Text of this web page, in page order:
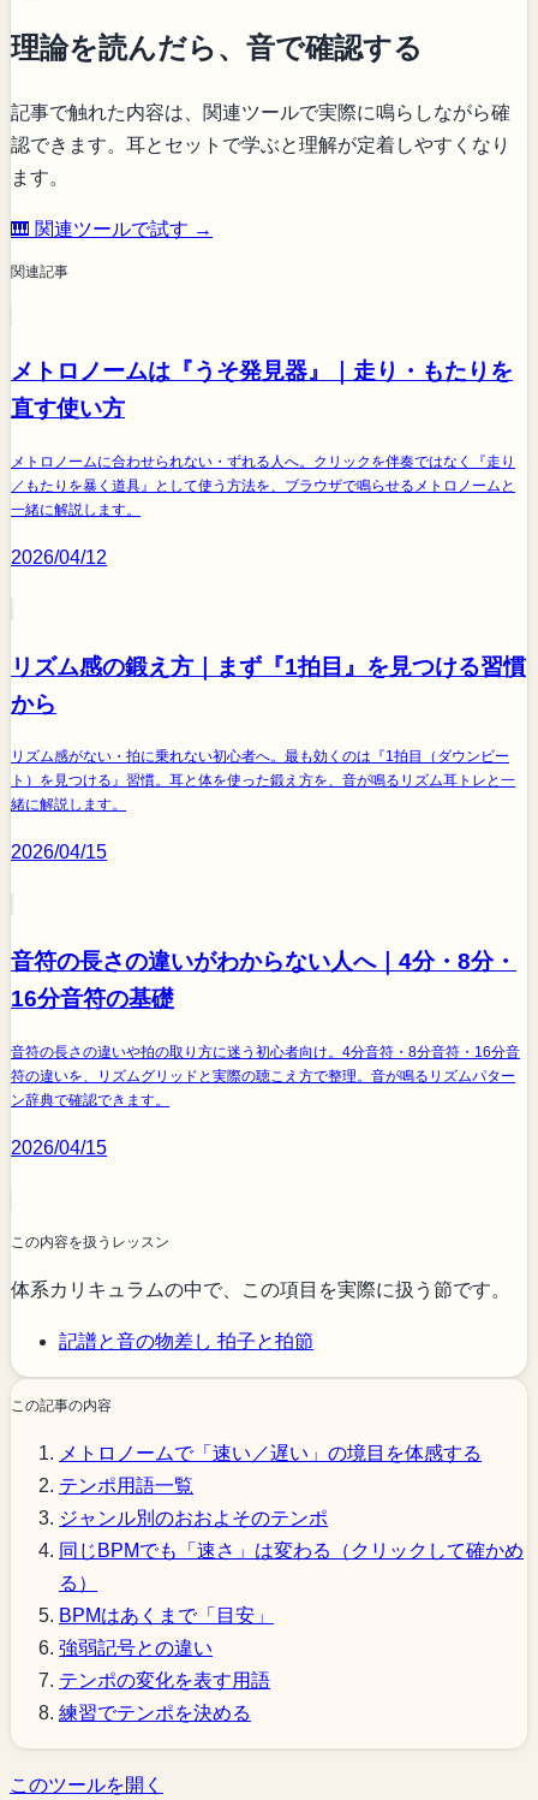
理論を読んだら、音で確認する
記事で触れた内容は、関連ツールで実際に鳴らしながら確
認できます。耳とセットで学ぶと理解が定着しやすくなり
ます。
🎹 関連ツールで試す →
関連記事
メトロノームは『うそ発見器』｜走り・もたりを
直す使い方
メトロノームに合わせられない・ずれる人へ。クリックを伴奏ではなく『走り
／もたりを暴く道具』として使う方法を、ブラウザで鳴らせるメトロノームと
一緒に解説します。
2026/04/12
リズム感の鍛え方｜まず『1拍目』を見つける習慣
から
リズム感がない・拍に乗れない初心者へ。最も効くのは『1拍目（ダウンビー
ト）を見つける』習慣。耳と体を使った鍛え方を、音が鳴るリズム耳トレと一
緒に解説します。
2026/04/15
音符の長さの違いがわからない人へ｜4分・8分・
16分音符の基礎
音符の長さの違いや拍の取り方に迷う初心者向け。4分音符・8分音符・16分音
符の違いを、リズムグリッドと実際の聴こえ方で整理。音が鳴るリズムパター
ン辞典で確認できます。
2026/04/15
この内容を扱うレッスン
体系カリキュラムの中で、この項目を実際に扱う節です。
記譜と音の物差し 拍子と拍節
この記事の内容
メトロノームで「速い／遅い」の境目を体感する
テンポ用語一覧
ジャンル別のおおよそのテンポ
同じBPMでも「速さ」は変わる（クリックして確かめ
る）
BPMはあくまで「目安」
強弱記号との違い
テンポの変化を表す用語
練習でテンポを決める
このツールを開く